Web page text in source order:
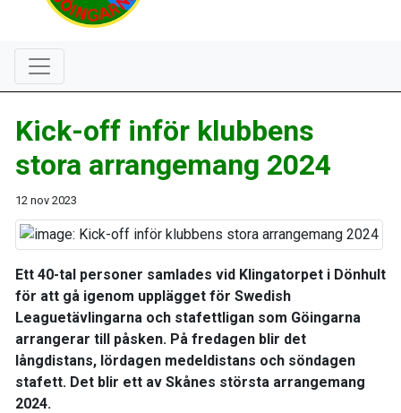
Kick-off inför klubbens
stora arrangemang 2024
12 nov 2023
Ett 40-tal personer samlades vid Klingatorpet i Dönhult
för att gå igenom upplägget för Swedish
Leaguetävlingarna och stafettligan som Göingarna
arrangerar till påsken. På fredagen blir det
långdistans, lördagen medeldistans och söndagen
stafett. Det blir ett av Skånes största arrangemang
2024.